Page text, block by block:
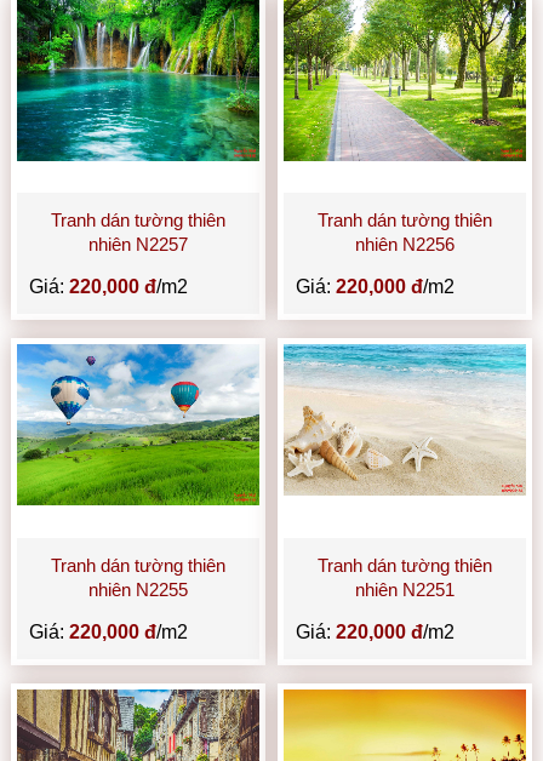
Tranh dán tường thiên
nhiên N2257
Giá:220,000 đ/m2
Tranh dán tường thiên
nhiên N2256
Giá: 220,000 đ/m2
Tranh dán tường thiên
nhiên N2255
Giá:220,000 đ/m2
Tranh dán tường thiên
nhiên N2251
Giá: 220,000 đ/m2